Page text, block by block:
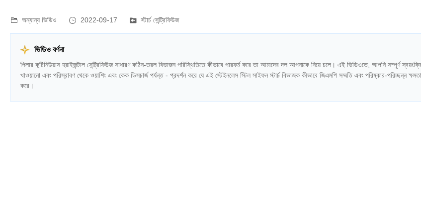
অন্যান্য ভিডিও 2022-09-17 স্টার্চ সেন্ট্রিফিউজ
ভিডিও বর্ণনা
পিলার কন্টিনিউয়াস হরাইজন্টাল সেন্ট্রিফিউজ সাধারণ কঠিন-তরল বিভাজন পরিস্থিতিতে কীভাবে পারফর্ম করে তা আমাদের দল আপনাকে নিয়ে চলে। এই ভিডিওতে, আপনি সম্পূর্ণ
খাওয়ানো এবং পরিস্রাবণ থেকে ওয়াশিং এবং কেক ডিসচার্জ পর্যন্ত - প্রদর্শন করে যে এই স্টেইনলেস স্টিল সাইফন স্টার্চ বিভাজক কীভাবে জিএমপি সম্মতি এবং পরিষ্কার-পরিচ্ছন্ন
করে।